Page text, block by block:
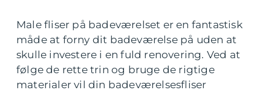
Male fliser på badeværelset er en fantastisk
måde at forny dit badeværelse på uden at
skulle investere i en fuld renovering. Ved at
følge de rette trin og bruge de rigtige
materialer vil din badeværelsesfliser